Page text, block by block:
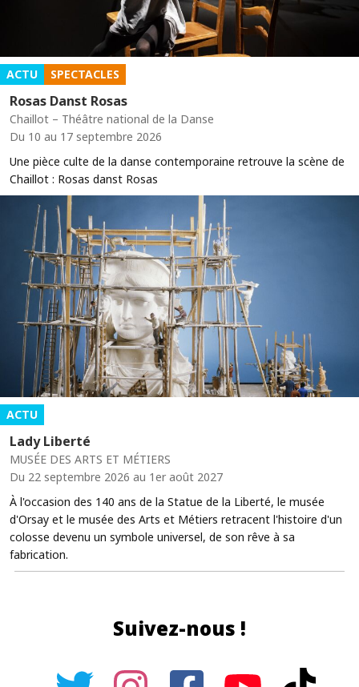
ACTU SPECTACLES
Rosas Danst Rosas
Chaillot – Théâtre national de la Danse
Du 10 au 17 septembre 2026
Une pièce culte de la danse contemporaine retrouve la scène de
Chaillot : Rosas danst Rosas
ACTU
Lady Liberté
MUSÉE DES ARTS ET MÉTIERS
Du 22 septembre 2026 au 1er août 2027
À l'occasion des 140 ans de la Statue de la Liberté, le musée
d'Orsay et le musée des Arts et Métiers retracent l'histoire d'un
colosse devenu un symbole universel, de son rêve à sa
fabrication.
Suivez-nous !